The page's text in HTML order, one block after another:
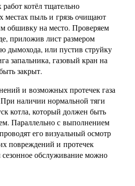
котёл тщательно
местах пыль и грязь очищают
обшивку на место. Проверяем
приложив лист размером
дымохода, или пустив струйку
запальника, газовый кран на
закрыт.
и возможных протечек газа
наличии нормальной тяги
котла, который должен быть
Параллельно с выполнением
его визуальный осмотр
повреждений и протечек
сезонное обслуживание можно